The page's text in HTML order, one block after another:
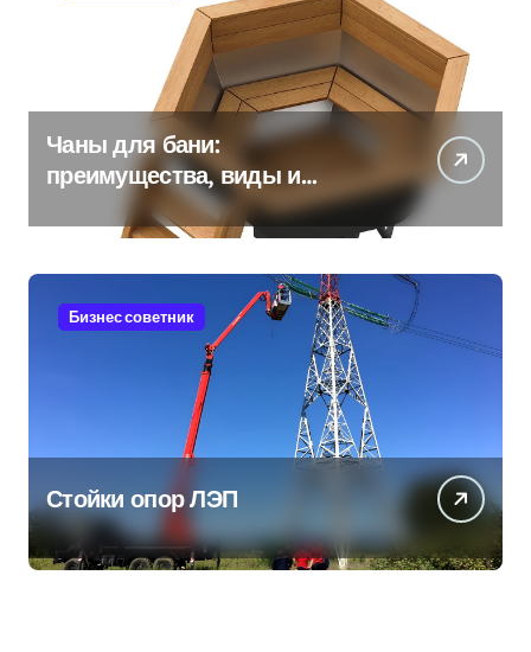
Чаны для бани:
преимущества, виды и
особенности использования
Бизнес советник
Стойки опор ЛЭП